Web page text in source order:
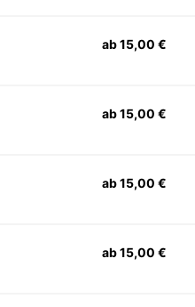
ab 15,00 €
ab 15,00 €
ab 15,00 €
ab 15,00 €